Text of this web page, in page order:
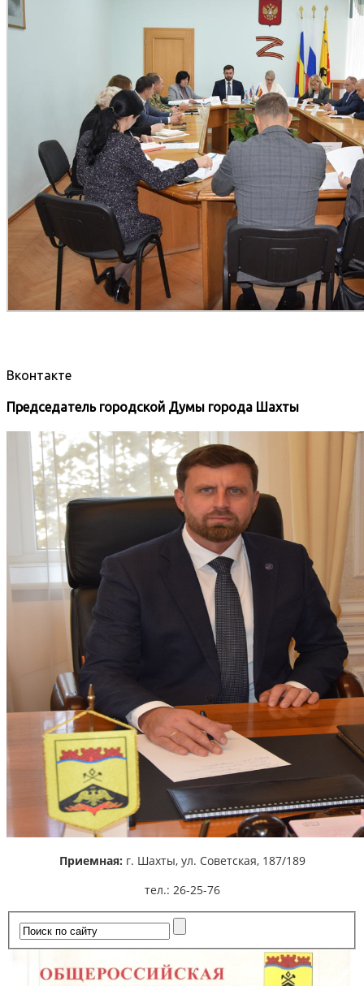
Вконтакте
Председатель городской Думы города Шахты
Приемная: г. Шахты, ул. Советская, 187/189
тел.: 26-25-76